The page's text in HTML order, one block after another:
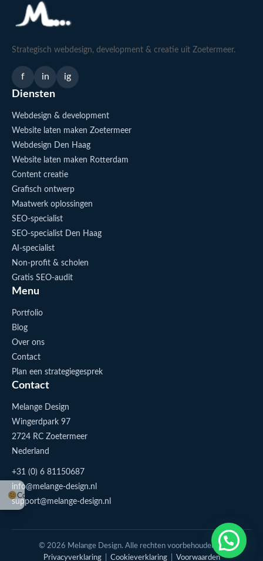
Cookie-instellingen
Stuur me een appje
Strategisch webdesign, development & creatie uit Zoetermeer.
f in ig
Diensten
Webdesign & development
Website laten maken Zoetermeer
Webdesign Den Haag
Website laten maken Rotterdam
Content creatie
Grafisch ontwerp
Maatwerk oplossingen
SEO-specialist
SEO-specialist Den Haag
AI-specialist
Non-profit & scholen
Gratis SEO-audit
Menu
Portfolio
Blog
Over ons
Contact
Plan een strategiegesprek
Contact
Melange Design
Wingerdpark 97
2724 RC Zoetermeer
Nederland
+31 (0) 6 81150687
info@melange-design.nl
support@melange-design.nl
© 2026 Melange Design. Alle rechten voorbehouden. |
Privacyverklaring| Cookieverklaring| Voorwaarden